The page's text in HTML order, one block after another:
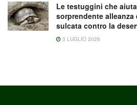
Le testuggini che
sorprendente
sulcata contro la
3 LUGLIO 2026